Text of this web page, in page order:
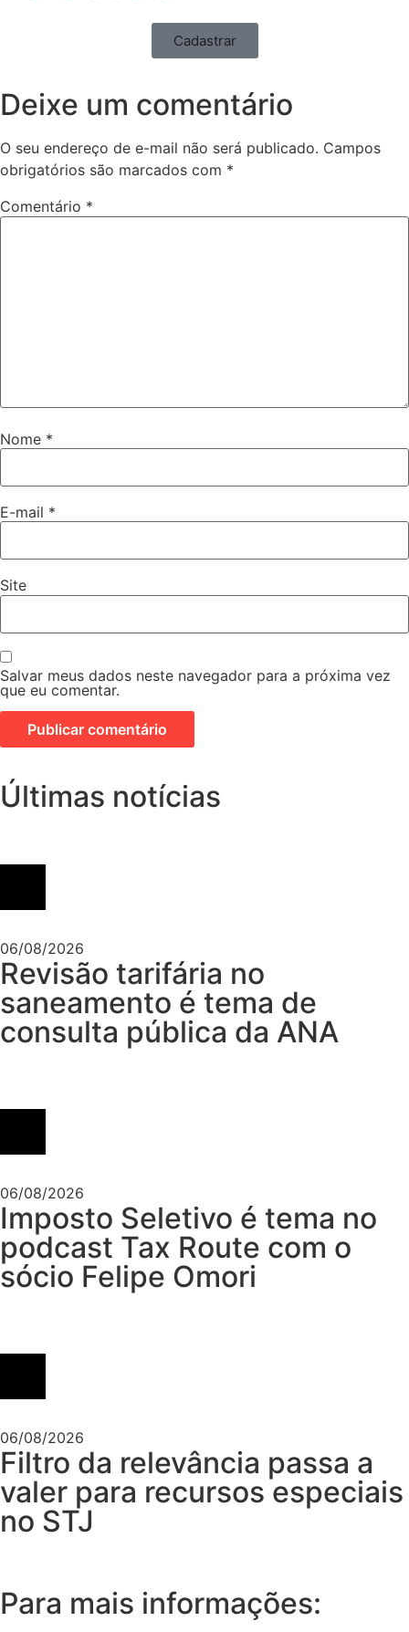
Cadastrar
Deixe um comentário
O seu endereço de e-mail não será publicado. Campos
obrigatórios são marcados com *
Comentário *
Nome *
E-mail *
Site
Salvar meus dados neste navegador para a próxima vez
que eu comentar.
Últimas notícias
06/08/2026
Revisão tarifária no
saneamento é tema de
consulta pública da ANA
06/08/2026
Imposto Seletivo é tema no
podcast Tax Route com o
sócio Felipe Omori
06/08/2026
Filtro da relevância passa a
valer para recursos especiais
no STJ
Para mais informações: